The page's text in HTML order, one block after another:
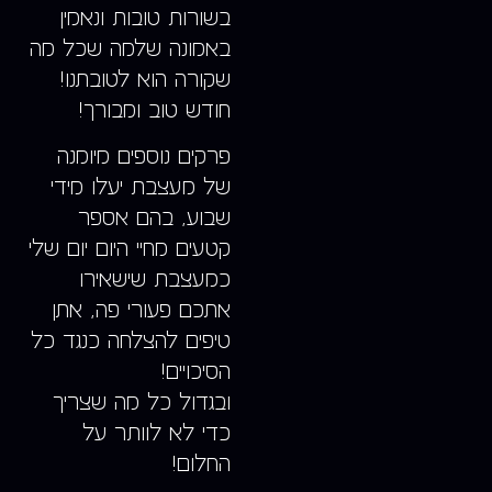
בשורות טובות ונאמין
באמונה שלמה שכל מה
שקורה הוא לטובתנו!
חודש טוב ומבורך!
פרקים נוספים מיומנה
של מעצבת יעלו מידי
שבוע, בהם אספר
קטעים מחיי היום יום שלי
כמעצבת שישאירו
אתכם פעורי פה, אתן
טיפים להצלחה כנגד כל
הסיכויים!
ובגדול כל מה שצריך
כדי לא לוותר על
החלום!